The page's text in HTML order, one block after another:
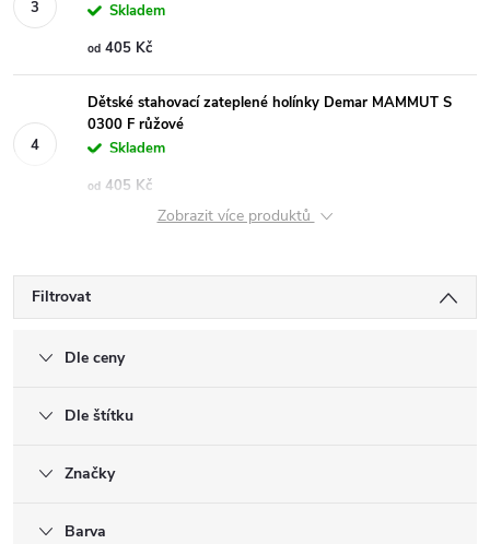
Skladem
od 405 Kč
Dětské stahovací zateplené holínky Demar MAMMUT S
0300 F růžové
Skladem
od 405 Kč
Zobrazit více produktů
Filtrovat
Dle ceny
Dle štítku
Značky
Barva